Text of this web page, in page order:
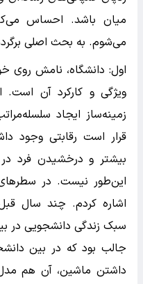
میان باشد. احساس
می‌شوم. به بحث اصلی
اول: دانشگاه، نامش روی
ویژگی و کارکرد آن است.
زمینه‌ساز ایجاد
قرار است رقابتی وجود
بیشتر و درخشیدن فرد
این‌طور نیست. در
اشاره کردم. چند سال
سبک زندگی دانشجویی در
جالب بود که در بین
داشتن ماشین، آن هم